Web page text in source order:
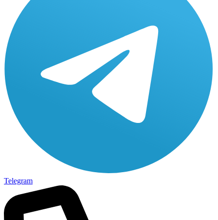
Telegram